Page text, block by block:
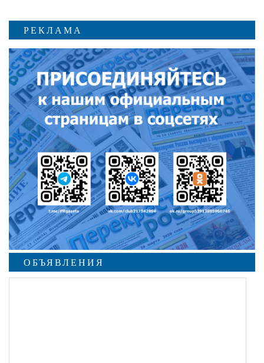
РЕКЛАМА
ОБЪЯВЛЕНИЯ